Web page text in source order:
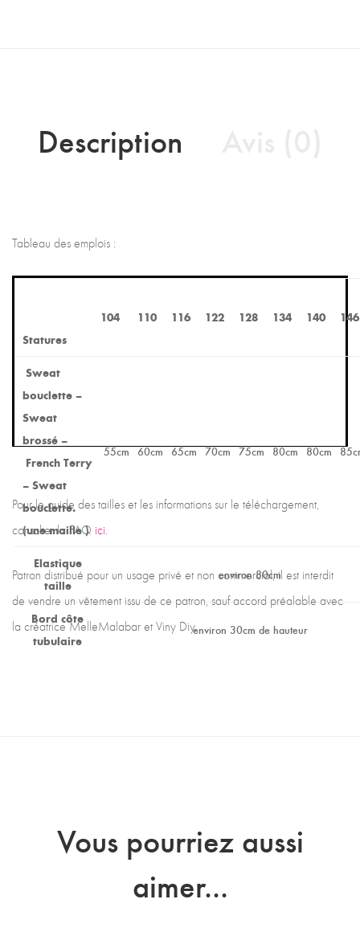
Description
Tableau des emplois :
Statures
104 110 116 122 128 134 140 146
Sweat
bouclette –
Sweat
brossé –
French Terry
– Sweat
bouclette.
(une maille )
55cm 60cm 65cm 70cm 75cm 80cm 80cm
Elastique
taille
environ 80cm
Bord côte
tubulaire
environ 30cm de hauteur
Pour le guide des tailles et les informations sur le téléchargement,
consulter la FAQ ici.
Patron distribué pour un usage privé et non commercial, il est interdit
de vendre un vêtement issu de ce patron, sauf accord préalable avec
la créatrice MelleMalabar et Viny Diy.
Vous pourriez aussi
aimer...